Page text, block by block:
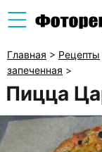
Главная > Рецепты
запеченная >
Пицца